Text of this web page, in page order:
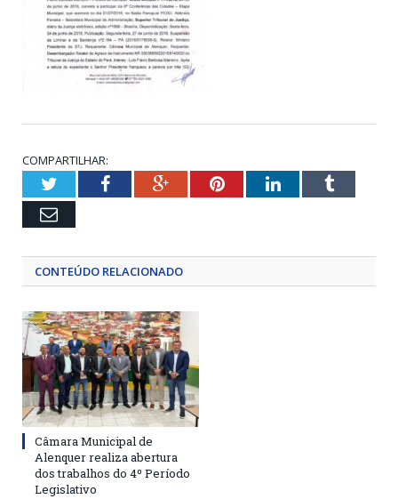
COMPARTILHAR:
TwitterFacebookGoogle+PinterestLinkedInTumblr
Email
CONTEÚDO RELACIONADO
Câmara Municipal de
Alenquer realiza abertura
dos trabalhos do 4º Período
Legislativo